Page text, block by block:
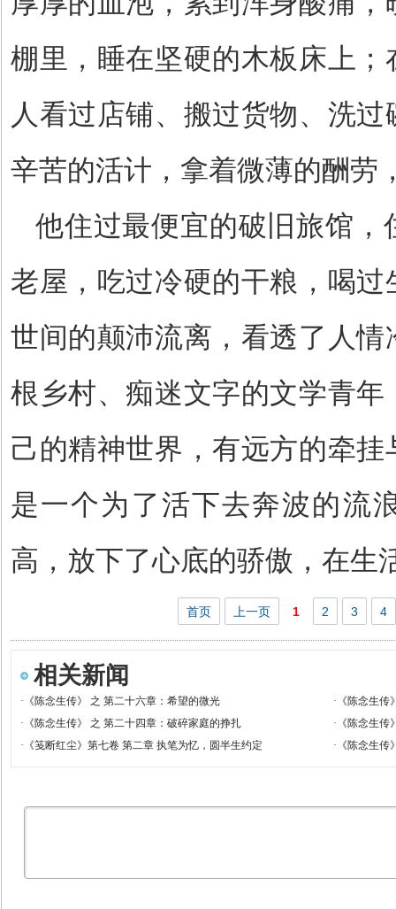
棚里，睡在坚硬的木板床上
人看过店铺、搬过货物、洗
辛苦的活计，拿着微薄的酬劳
他住过最便宜的破旧旅馆，
老屋，吃过冷硬的干粮，喝
世间的颠沛流离，看透了人
根乡村、痴迷文字的文学青
己的精神世界，有远方的牵
是一个为了活下去奔波的流
高，放下了心底的骄傲，在生
首页 上一页 1 2 3 4
相关新闻
· 《陈念生传》 之 第二十六章：希望的微光 · 《陈念生
· 《陈念生传》 之 第二十四章：破碎家庭的挣扎 · 《陈念生
· 《笺断红尘》第七卷 第二章 执笔为忆，圆半生约定 · 《陈念生